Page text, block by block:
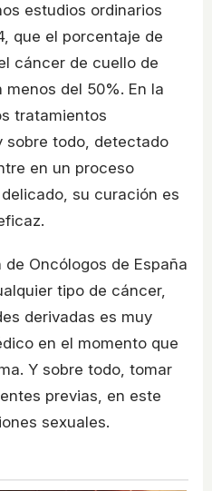
estudios ordinarios
que el porcentaje de
cáncer de cuello de
del 50%. En la
tratamientos
sobre todo, detectado
en un proceso
su curación es
Oncólogos de España
tipo de cáncer,
derivadas es muy
en el momento que
Y sobre todo, tomar
previas, en este
sexuales.